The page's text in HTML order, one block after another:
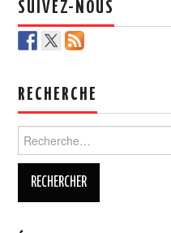
k
SUIVEZ-NOUS
RECHERCHE